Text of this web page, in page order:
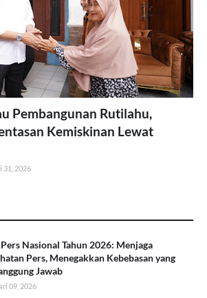
Pembangunan Rutilahu,
Kemiskinan Lewat
31, 2026
Nasional Tahun 2026: Menjaga
Pers, Menegakkan Kebebasan yang
Jawab
09, 2026